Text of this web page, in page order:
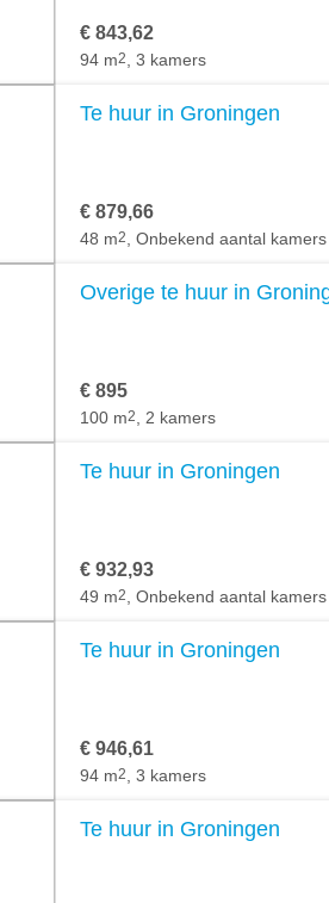
€ 843,62
94 m2 , 3 kamers
Te huur in Groningen
€ 879,66
48 m2 , Onbekend aantal kamers
Overige te huur in
€ 895
100 m2 , 2 kamers
Te huur in Groningen
€ 932,93
49 m2 , Onbekend aantal kamers
Te huur in Groningen
€ 946,61
94 m2 , 3 kamers
Te huur in Groningen